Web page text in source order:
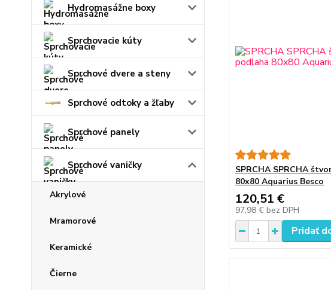
Hydromasážne boxy
Sprchovacie kúty
Sprchové dvere a steny
Sprchové odtoky a žľaby
Sprchové panely
Sprchové vaničky
Akrylové
Mramorové
Keramické
Čierne
SPRCHA SPRCHA
80x80 Aquarius Besco
120,51 €
97,98 € bez DPH
Pridať